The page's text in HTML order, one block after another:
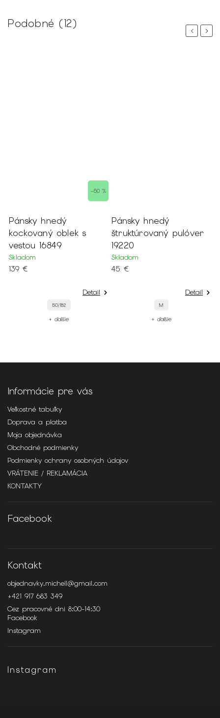
Podobné (12)
Previous
–50 %
Pánsky hnedý
kockovaný oblek s
vestou 16849
Skladom
139 €
Detail
50/182
+ ďalšie
Pánsky hnedý
štruktúrovaný pulóver
19220
Skladom
45 €
Detail
M
+ ďalšie
Next
Informácie pre vás
Veľkostné tabuľky
Doprava a platba
Moja objednávka
Obchodné podmienky
Podmienky ochrany osobných údajov
VRÁTENIE / REKLAMÁCIA
KONTAKTY
Facebook
Kontakt
objednavky.michell@gmail.com
+421 917 683 349
Cez pracovné dni 8:00-14:30
Facebook
Instagram
Instagram